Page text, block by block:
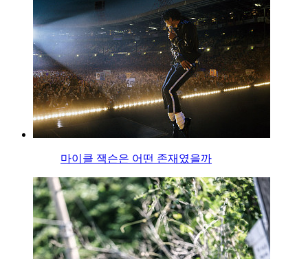
마이클 잭슨은 어떤 존재였을까